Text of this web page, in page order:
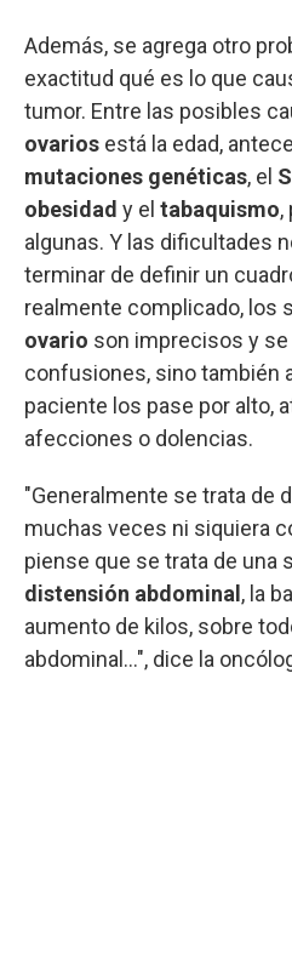
Además, se agrega otro
exactitud qué es lo que
tumor. Entre las posibles
ovarios está la edad,
mutaciones genéticas, el
obesidad y el tabaquismo,
algunas. Y las dificultades
terminar de definir un
realmente complicado, los
ovario son imprecisos y
confusiones, sino también
paciente los pase por alto,
afecciones o dolencias.
"Generalmente se trata de
muchas veces ni siquiera
piense que se trata de una
distensión abdominal, la
aumento de kilos, sobre
abdominal...", dice la